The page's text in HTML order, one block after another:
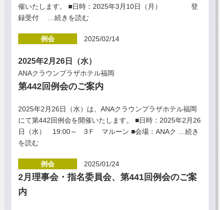
催いたします。 ■日時：2025年3月10日（月） 登
録受付
…続きを読む
例会 2025/02/14
2025年2月26日（水）
ANAクラウンプラザホテル福岡
第442回例会のご案内
2025年2月26日（水）は、ANAクラウンプラザホテル福岡
にて第442回例会を開催いたします。 ■日時：2025年2月26
日（水） 19:00～ 3Ｆ マルーン ■会場：ANAク
…続き
を読む
例会 2025/01/24
2月理事会・指名委員会、第441回例会のご案
内